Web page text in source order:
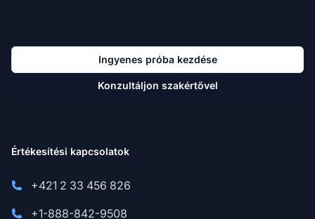
Ingyenes próba kezdése
Konzultáljon szakértővel
Értékesítési kapcsolatok
+421 2 33 456 826
+1-888-842-9508